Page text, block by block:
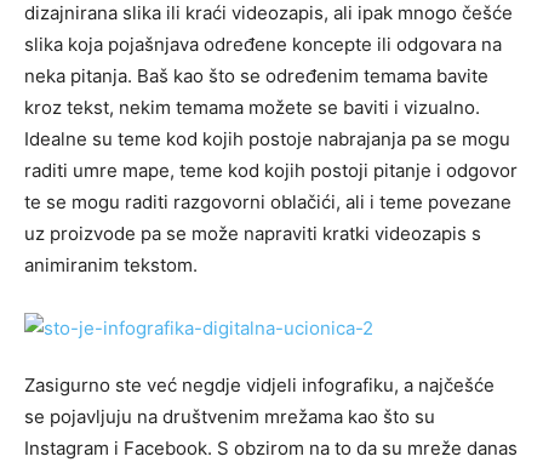
dizajnirana slika ili kraći videozapis, ali ipak mnogo češće
slika koja pojašnjava određene koncepte ili odgovara na
neka pitanja. Baš kao što se određenim temama bavite
kroz tekst, nekim temama možete se baviti i vizualno.
Idealne su teme kod kojih postoje nabrajanja pa se mogu
raditi umre mape, teme kod kojih postoji pitanje i odgovor
te se mogu raditi razgovorni oblačići, ali i teme povezane
uz proizvode pa se može napraviti kratki videozapis s
animiranim tekstom.
Zasigurno ste već negdje vidjeli infografiku, a najčešće
se pojavljuju na društvenim mrežama kao što su
Instagram i Facebook. S obzirom na to da su mreže danas